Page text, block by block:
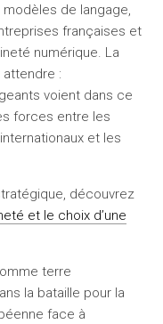
de langage,
françaises et
numérique. La
:
voient dans ce
forces entre les
et les
découvrez
et le choix d’une
terre
la bataille pour la
face à